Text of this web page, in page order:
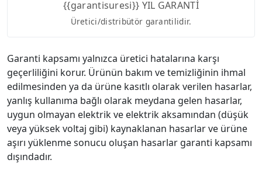
{{garantisuresi}} YIL GARANTİ
Üretici/distribütör garantilidir.
Garanti kapsamı yalnızca üretici hatalarına karşı
geçerliliğini korur. Ürünün bakım ve temizliğinin ihmal
edilmesinden ya da ürüne kasıtlı olarak verilen hasarlar,
yanlış kullanıma bağlı olarak meydana gelen hasarlar,
uygun olmayan elektrik ve elektrik aksamından (düşük
veya yüksek voltaj gibi) kaynaklanan hasarlar ve ürüne
aşırı yüklenme sonucu oluşan hasarlar garanti kapsamı
dışındadır.